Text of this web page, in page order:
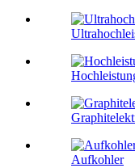
Aufkohler